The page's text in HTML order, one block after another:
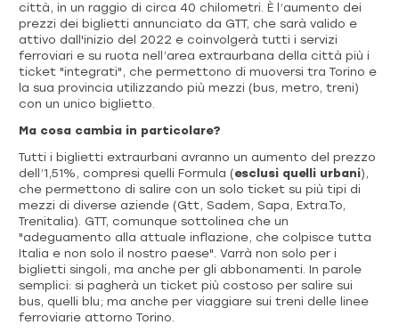
città, in un raggio di circa 40 chilometri. È l’aumento dei
prezzi dei biglietti annunciato da GTT, che sarà valido e
attivo dall'inizio del 2022 e coinvolgerà tutti i servizi
ferroviari e su ruota nell’area extraurbana della città più i
ticket "integrati", che permettono di muoversi tra Torino e
la sua provincia utilizzando più mezzi (bus, metro, treni)
con un unico biglietto.
Ma cosa cambia in particolare?
Tutti i biglietti extraurbani avranno un aumento del prezzo
dell’1,51%, compresi quelli Formula (esclusi quelli urbani),
che permettono di salire con un solo ticket su più tipi di
mezzi di diverse aziende (Gtt, Sadem, Sapa, Extra.To,
Trenitalia). GTT, comunque sottolinea che un
"adeguamento alla attuale inflazione, che colpisce tutta
Italia e non solo il nostro paese". Varrà non solo per i
biglietti singoli, ma anche per gli abbonamenti. In parole
semplici: si pagherà un ticket più costoso per salire sui
bus, quelli blu; ma anche per viaggiare sui treni delle linee
ferroviarie attorno Torino.